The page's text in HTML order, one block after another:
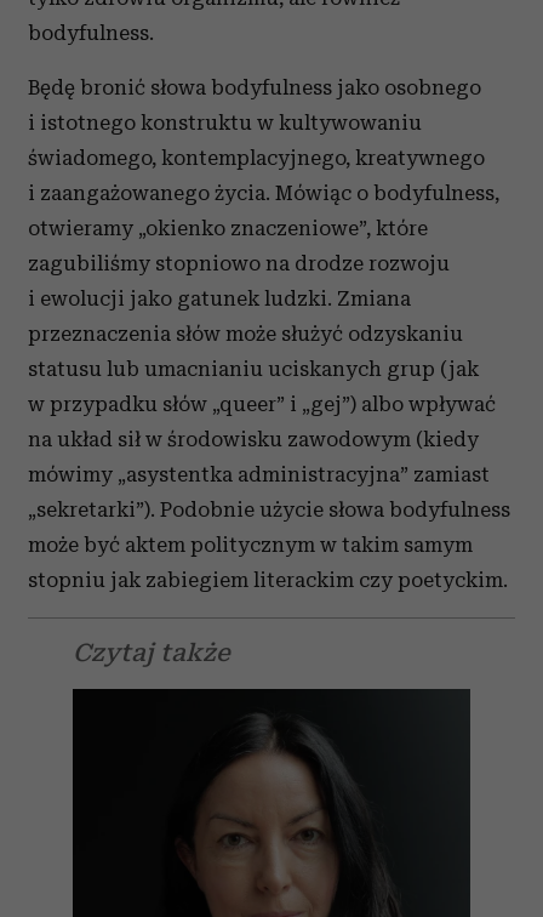
Partnerzy mogą połączyć te informacje z innymi danymi
otrzymanymi od Ciebie lub uzyskanymi podczas
korzystania z ich usług.
bodyfulness.
Będę bronić słowa bodyfulness jako osobnego
i istotnego konstruktu w kultywowaniu
świadomego, kontemplacyjnego, kreatywnego
i zaangażowanego życia. Mówiąc o bodyfulness,
otwieramy „okienko znaczeniowe”, które
zagubiliśmy stopniowo na drodze rozwoju
i ewolucji jako gatunek ludzki. Zmiana
przeznaczenia słów może służyć odzyskaniu
statusu lub umacnianiu uciskanych grup (jak
w przypadku słów „queer” i „gej”) albo wpływać
na układ sił w środowisku zawodowym (kiedy
mówimy „asystentka administracyjna” zamiast
„sekretarki”). Podobnie użycie słowa bodyfulness
może być aktem politycznym w takim samym
stopniu jak zabiegiem literackim czy poetyckim.
Czytaj także